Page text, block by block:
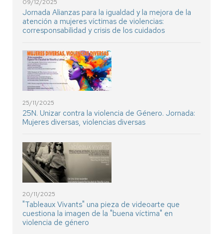
09/12/2025
Jornada Alianzas para la igualdad y la mejora de la
atención a mujeres víctimas de violencias:
corresponsabilidad y crisis de los cuidados
25/11/2025
25N. Unizar contra la violencia de Género. Jornada:
Mujeres diversas, violencias diversas
20/11/2025
"Tableaux Vivants" una pieza de videoarte que
cuestiona la imagen de la "buena víctima" en
violencia de género